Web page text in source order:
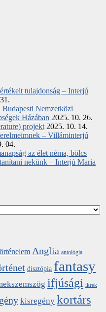
tulajdonság – Interjú
Budapesti Nemzetközi
Házában 2025. 10. 26.
projekt 2025. 10. 14.
– Villáminterjú
04.
az élet néma, bölcs
nekünk – Interjú Maria
Anglia antológia
disztópia fantasy
ifjúsági ikrek
kisregény kortárs